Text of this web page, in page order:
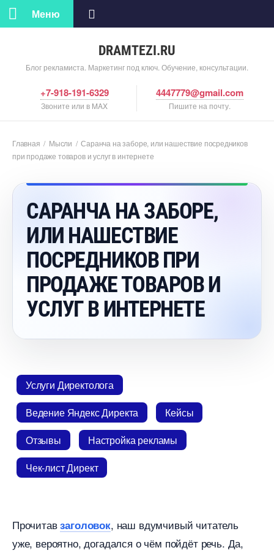
DRAMTEZI.RU
Блог рекламиста. Маркетинг под ключ. Обучение, консультации.
Меню
+7-918-191-6329
Звоните или в MAX
4447779@gmail.com
Пишите на почту.
Главная / Мысли /Саранча на заборе, или нашествие посреднико
при продаже товаров и услуг в интернете
САРАНЧА НА ЗАБОРЕ,
ИЛИ НАШЕСТВИЕ
ПОСРЕДНИКОВ ПРИ
ПРОДАЖЕ ТОВАРОВ И
УСЛУГ В ИНТЕРНЕТЕ
Услуги Директолога
едение Яндекс Директа
Кейсы
Отзывы
Настройка рекламы
Чек-лист Директ
Прочитазаголовок, наш вдумчивый читатель
уже, вероятно, догадался о чём пойдёт речь. Да,